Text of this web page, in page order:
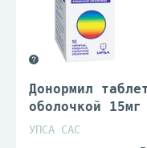
Донормил
оболочкой 15мг
УПСА САС